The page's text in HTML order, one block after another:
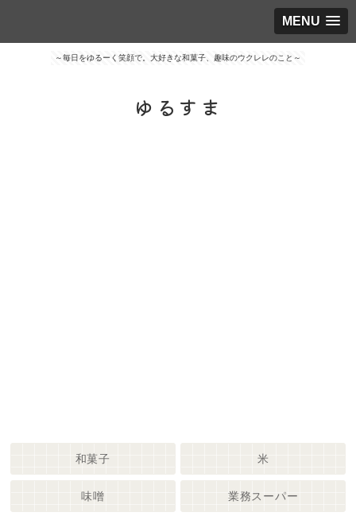
MENU
～毎日をゆるーく笑顔で。大好きな和菓子、趣味のウクレレのこと～
ゆるすま
和菓子 米
味噌 業務スーパー